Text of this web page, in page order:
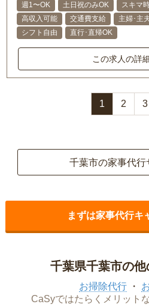
週1〜OK 土日祝のみOK スキマ
高収入可能
交通費支給 主婦･主
シフト自由
直行･直帰OK
この求人の詳
1 2 3
千葉市の家事代行
まずは家事代行キ
千葉県千葉市の
お掃除代行
CaSyではたらくメリット